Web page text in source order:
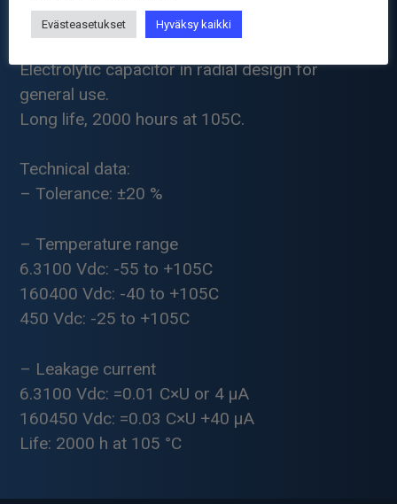
Tuotetiedot
Electrolytic capacitor in radial design for
general use.
Long life, 2000 hours at 105C.
Technical data:
– Tolerance: ±20 %
– Temperature range
6.3100 Vdc: -55 to +105C
160400 Vdc: -40 to +105C
450 Vdc: -25 to +105C
– Leakage current
6.3100 Vdc: =0.01 C×U or 4 µA
160450 Vdc: =0.03 C×U +40 µA
Life: 2000 h at 105 °C
Evästeasetukset Hyväksy kaikki